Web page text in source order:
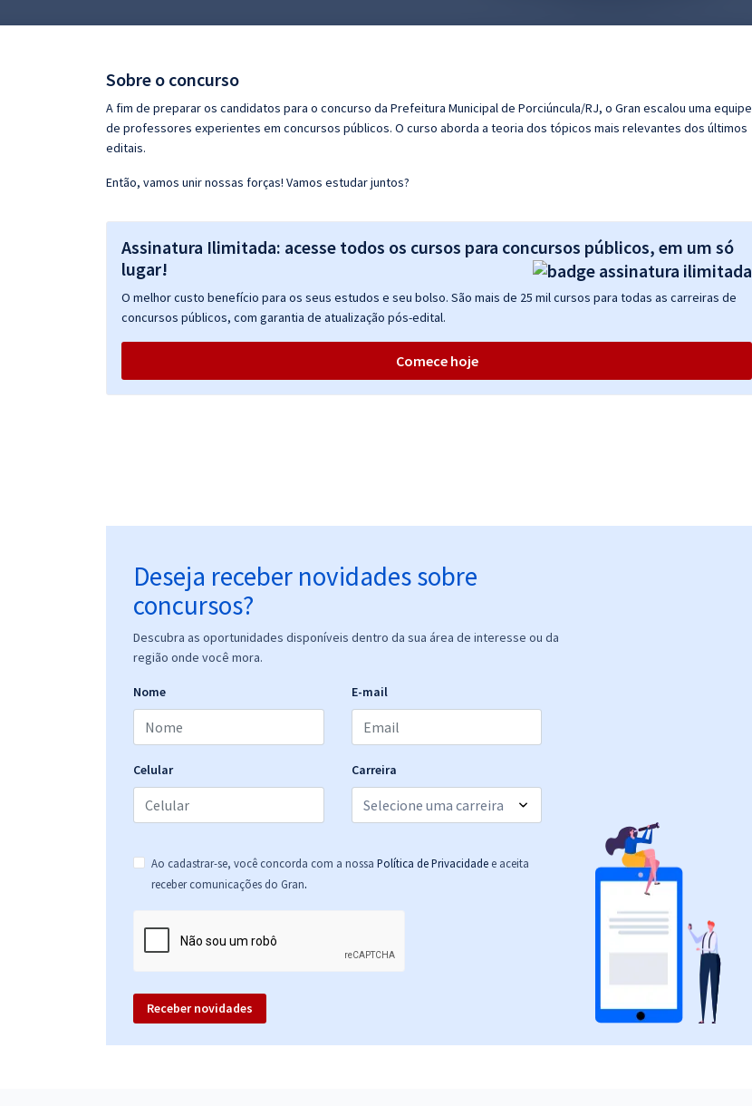
Questões grátis
Conteúdo gratuito
Sobre o concurso
A fim de preparar os candidatos para o concurso da Prefeitura Municipal de Porciúncula/RJ, o Gran escalou uma equipe
de professores experientes em concursos públicos. O curso aborda a teoria dos tópicos mais relevantes dos últimos
editais.
Então, vamos unir nossas forças! Vamos estudar juntos?
Assinatura Ilimitada: acesse todos os cursos para concursos públicos, em um só
lugar!
O melhor custo benefício para os seus estudos e seu bolso. São mais de 25 mil cursos para todas as carreiras de
concursos públicos, com garantia de atualização pós-edital.
Comece hoje
Deseja receber novidades sobre
concursos?
Descubra as oportunidades disponíveis dentro da sua área de interesse ou da
região onde você mora.
Nome E-mail
Celular Carreira
Ao cadastrar-se, você concorda com a nossa Política de Privacidade e aceita
receber comunicações do Gran.
Receber novidades